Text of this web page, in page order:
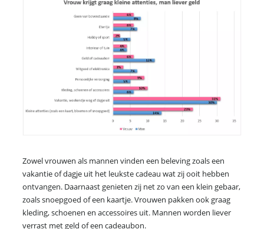
Zowel vrouwen als mannen vinden een beleving zoals een
vakantie of dagje uit het leukste cadeau wat zij ooit hebben
ontvangen. Daarnaast genieten zij net zo van een klein gebaar,
zoals snoepgoed of een kaartje. Vrouwen pakken ook graag
kleding, schoenen en accessoires uit. Mannen worden liever
verrast met geld of een cadeaubon.